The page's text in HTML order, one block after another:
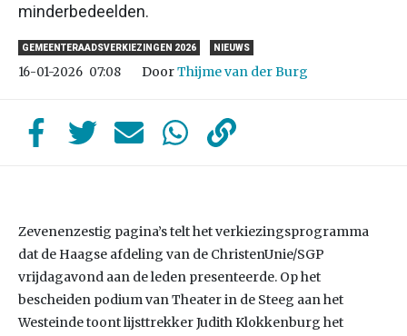
minderbedeelden.
GEMEENTERAADSVERKIEZINGEN 2026 NIEUWS
16-01-2026 07:08 DoorThijme van der Burg
Zevenenzestig pagina’s telt het verkiezingsprogramma
dat de Haagse afdeling van de ChristenUnie/SGP
vrijdagavond aan de leden presenteerde. Op het
bescheiden podium van Theater in de Steeg aan het
Westeinde toont lijsttrekker Judith Klokkenburg het